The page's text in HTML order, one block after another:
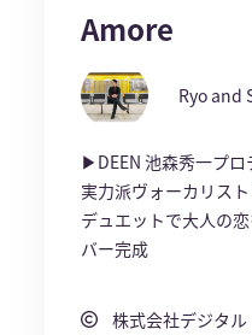
Amore
Ryo and
▶︎DEEN 池森秀一プロ
実力派ヴォーカリス
デュエットで大人の
バー完成
株式会社デジタ